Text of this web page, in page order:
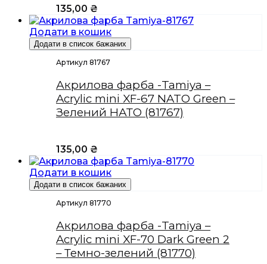
135,00 ₴
Додати в кошик
Додати в список бажаних
Артикул 81767
Акрилова фарба -Tamiya –
Acrylic mini XF-67 NATO Green –
Зелений НАТО (81767)
135,00 ₴
Додати в кошик
Додати в список бажаних
Артикул 81770
Акрилова фарба -Tamiya –
Acrylic mini XF-70 Dark Green 2
– Темно-зелений (81770)